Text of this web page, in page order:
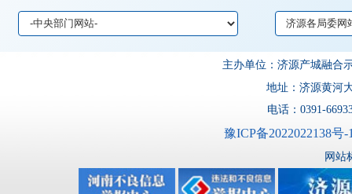
主办单位：济源产城
地址：济源黄河
电话：0391-
豫ICP备2022022138号-
网站